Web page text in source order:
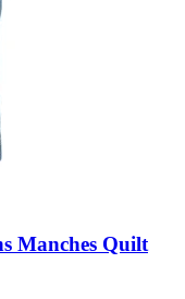
Manches Quilt